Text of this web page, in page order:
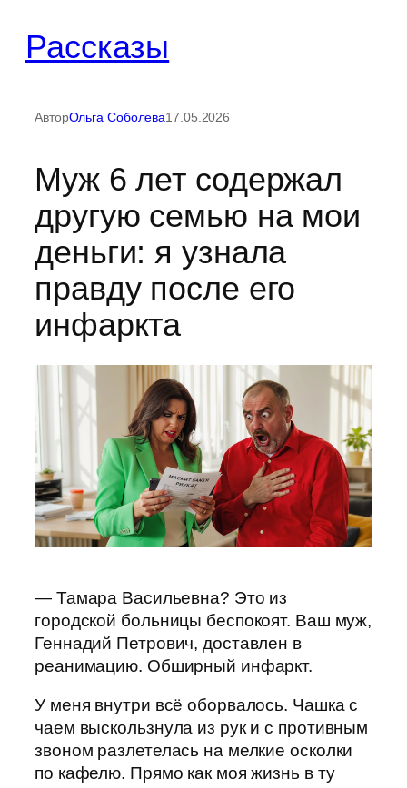
содержимому
Рассказы
АвторОльга Соболева17.05.2026
Муж 6 лет содержал
другую семью на мои
деньги: я узнала
правду после его
инфаркта
— Тамара Васильевна? Это из
городской больницы беспокоят. Ваш муж,
Геннадий Петрович, доставлен в
реанимацию. Обширный инфаркт.
У меня внутри всё оборвалось. Чашка с
чаем выскользнула из рук и с противным
звоном разлетелась на мелкие осколки
по кафелю. Прямо как моя жизнь в ту